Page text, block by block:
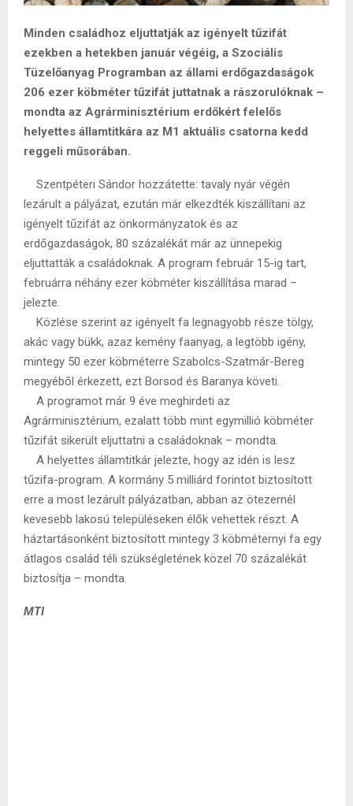
Minden családhoz eljuttatják az igényelt tűzifát
ezekben a hetekben január végéig, a Szociális
Tüzelőanyag Programban az állami erdőgazdaságok
206 ezer köbméter tűzifát juttatnak a rászorulóknak –
mondta az Agrárminisztérium erdőkért felelős
helyettes államtitkára az M1 aktuális csatorna kedd
reggeli műsorában.
Szentpéteri Sándor hozzátette: tavaly nyár végén
lezárult a pályázat, ezután már elkezdték kiszállítani az
igényelt tűzifát az önkormányzatok és az
erdőgazdaságok, 80 százalékát már az ünnepekig
eljuttatták a családoknak. A program február 15-ig tart,
februárra néhány ezer köbméter kiszállítása marad –
jelezte.
Közlése szerint az igényelt fa legnagyobb része tölgy,
akác vagy bükk, azaz kemény faanyag, a legtöbb igény,
mintegy 50 ezer köbméterre Szabolcs-Szatmár-Bereg
megyéből érkezett, ezt Borsod és Baranya követi.
A programot már 9 éve meghirdeti az
Agrárminisztérium, ezalatt több mint egymillió köbméter
tűzifát sikerült eljuttatni a családoknak – mondta.
A helyettes államtitkár jelezte, hogy az idén is lesz
tűzifa-program. A kormány 5 milliárd forintot biztosított
erre a most lezárult pályázatban, abban az ötezernél
kevesebb lakosú településeken élők vehettek részt. A
háztartásonként biztosított mintegy 3 köbméternyi fa egy
átlagos család téli szükségletének közel 70 százalékát
biztosítja – mondta.
MTI